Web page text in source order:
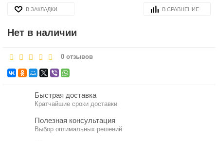
В ЗАКЛАДКИ В СРАВНЕНИЕ
Нет в наличии
0 отзывов
Быстрая доставка
Кратчайшие сроки доставки
Полезная консультация
Выбор оптимальных решений